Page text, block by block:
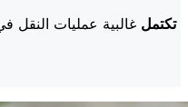
تكتمل غالبية عمليات النقل